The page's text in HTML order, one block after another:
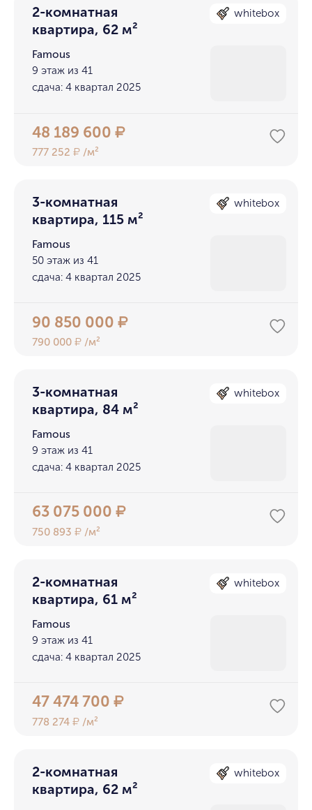
2-комнатная
квартира, 62 м²
whitebox
Famous
9 этаж из 41
сдача: 4 квартал 2025
48 189 600₽
777 252₽ /м²
3-комнатная
квартира, 115 м²
whitebox
Famous
50 этаж из 41
сдача: 4 квартал 2025
90 850 000₽
790 000₽ /м²
3-комнатная
квартира, 84 м²
whitebox
Famous
9 этаж из 41
сдача: 4 квартал 2025
63 075 000₽
750 893₽ /м²
2-комнатная
квартира, 61 м²
whitebox
Famous
9 этаж из 41
сдача: 4 квартал 2025
47 474 700₽
778 274₽ /м²
2-комнатная
квартира, 62 м²
whitebox